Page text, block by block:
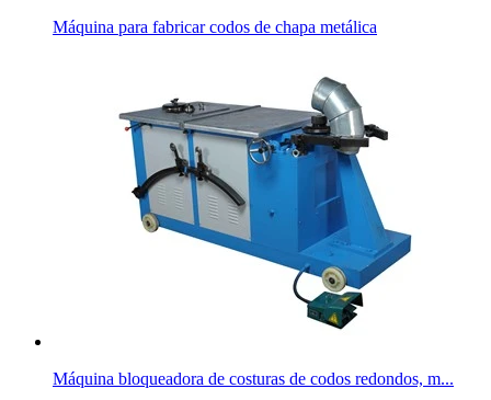
Máquina para fabricar codos de chapa metálica
Máquina bloqueadora de costuras de codos redondos, m...